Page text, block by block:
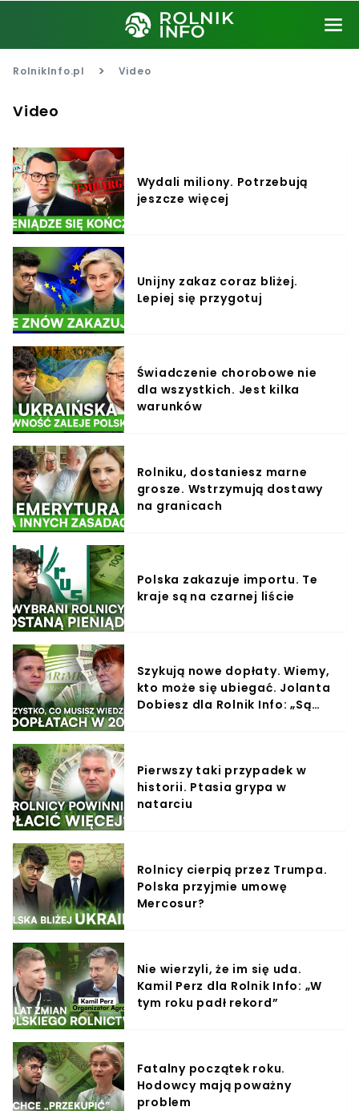
RolnikInfo.pl > Video
Video
Wydali miliony. Potrzebują
jeszcze więcej
Unijny zakaz coraz bliżej.
Lepiej się przygotuj
Świadczenie chorobowe nie
dla wszystkich. Jest kilka
warunków
Rolniku, dostaniesz marne
grosze. Wstrzymują dostawy
na granicach
Polska zakazuje importu. Te
kraje są na czarnej liście
Szykują nowe dopłaty. Wiemy,
kto może się ubiegać. Jolanta
Dobiesz dla Rolnik Info: „Są
Pierwszy taki przypadek w
historii. Ptasia grypa w
natarciu
Rolnicy cierpią przez Trumpa.
Polska przyjmie umowę
Mercosur?
Nie wierzyli, że im się uda.
Kamil Perz dla Rolnik Info: „W
tym roku padł rekord”
Fatalny początek roku.
Hodowcy mają poważny
problem